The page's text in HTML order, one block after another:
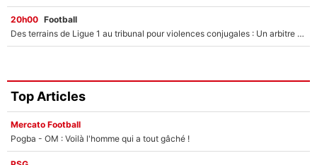
20h00 Football
Des terrains de Ligue 1 au tribunal pour violences conjugales : Un arbitre français encourt une peine de 18 mois de prison !
Top Articles
Mercato Football
Pogba - OM : Voilà l'homme qui a tout gâché !